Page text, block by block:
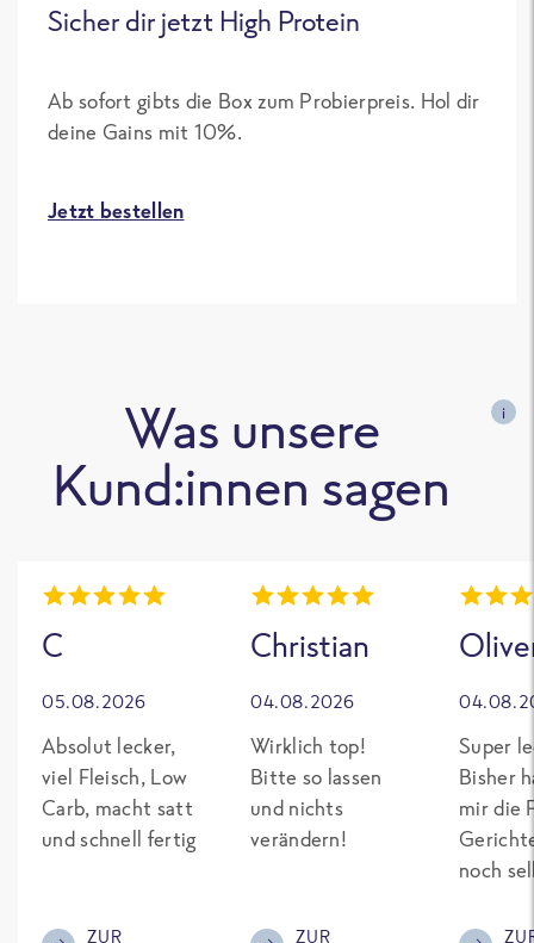
Sicher dir jetzt High Protein
Ab sofort gibts die Box zum Probierpreis. Hol dir
deine Gains mit 10%.
Jetzt bestellen
Was unsere
Kund:innen sagen
i
C
05.08.2026
Absolut lecker,
viel Fleisch, Low
Carb, macht satt
und schnell fertig
ZUR
Christian
04.08.2026
Wirklich top!
Bitte so lassen
und nichts
verändern!
ZUR
Super
Bisher
mir die
noch
Eiweiß.